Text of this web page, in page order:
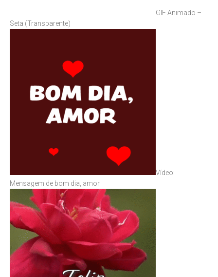
GIF Animado –
Seta (Transparente)
Vídeo:
Mensagem de bom dia, amor